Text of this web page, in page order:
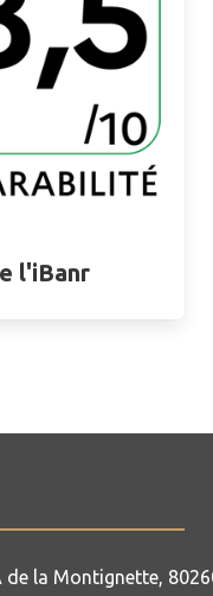
l'iBanr
la Montignette,